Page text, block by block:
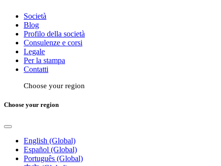
Società
Blog
Profilo della società
Consulenze e corsi
Legale
Per la stampa
Contatti
Choose your region
Choose your region
English (Global)
Español (Global)
Português (Global)